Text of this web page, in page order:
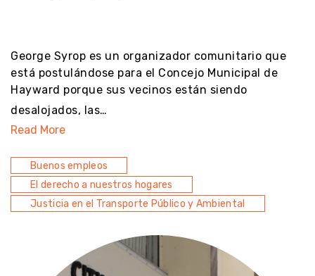
George Syrop es un organizador comunitario que
está postulándose para el Concejo Municipal de
Hayward porque sus vecinos están siendo
desalojados, las…
Read More
Buenos empleos
El derecho a nuestros hogares
Justicia en el Transporte Público y Ambiental